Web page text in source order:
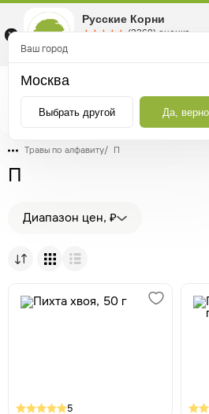
Травы по алфавиту/ П
П
Диапазон цен, ₽
5
Ваш город
Москва
Выбрать другой Да, верно
Русские Корни
☆☆☆☆☆
★★★★★ (2360) оценка
Маркетплейс товаров для